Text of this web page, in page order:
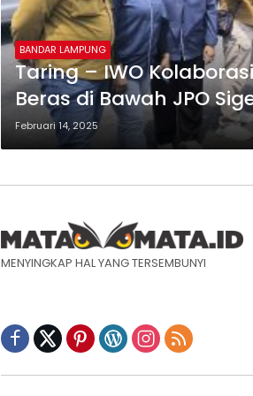
BANDAR LAMPUNG
Taring – IWO
Beras di Bawah JPO
Februari 14, 2025
MENYINGKAP HAL YANG TERSEMBUNYI